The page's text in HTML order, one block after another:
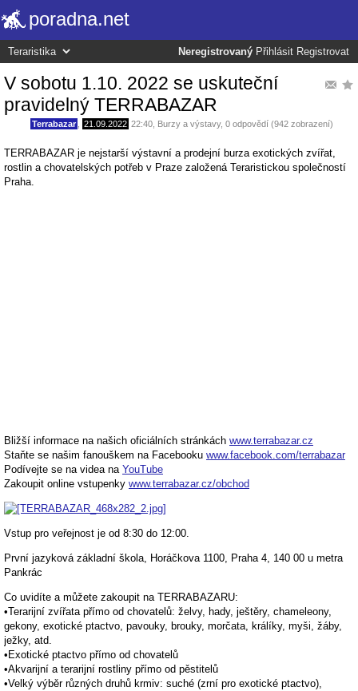
poradna.net
Neregistrovaný Přihlásit Registrovat
V sobotu 1.10. 2022 se uskuteční
pravidelný TERRABAZAR
Terrabazar 21.09.2022 22:40 Burzy a výstavy, 0 odpovědí (942 zobrazení)
TERRABAZAR je nejstarší výstavní a prodejní burza exotických zvířat,
rostlin a chovatelských potřeb v Praze založená Teraristickou společností
Praha.
Bližší informace na našich oficiálních stránkách www.terrabazar.cz
Staňte se našim fanouškem na Facebooku www.facebook.com/terrabazar
Podívejte se na videa na YouTube
Zakoupit online vstupenky www.terrabazar.cz/obchod
Vstup pro veřejnost je od 8:30 do 12:00.
První jazyková základní škola, Horáčkova 1100, Praha 4, 140 00 u metra
Pankrác
Co uvidíte a můžete zakoupit na TERRABAZARU:
•Terarijní zvířata přímo od chovatelů: želvy, hady, ještěry, chameleony,
gekony, exotické ptactvo, pavouky, brouky, morčata, králíky, myši, žáby,
ježky, atd.
•Exotické ptactvo přímo od chovatelů
•Akvarijní a terarijní rostliny přímo od pěstitelů
•Velký výběr různých druhů krmiv: suché (zrní pro exotické ptactvo),